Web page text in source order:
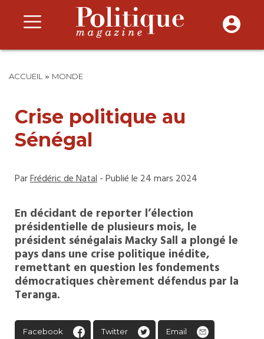
ACCUEIL » MONDE
Crise politique au
Sénégal
ParFrédéric de Natal- Publié le 24 mars 2024
En décidant de reporter l’élection
présidentielle de plusieurs mois, le
président sénégalais Macky Sall a plongé le
pays dans une crise politique inédite,
remettant en question les fondements
démocratiques chèrement défendus par la
Teranga.
Facebook Twitter Email